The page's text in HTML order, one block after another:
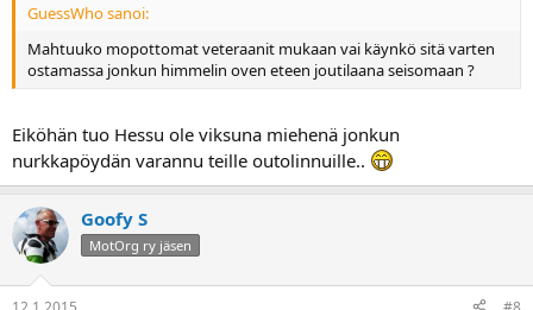
GuessWho sanoi:
Mahtuuko mopottomat veteraanit mukaan vai käynkö sitä varten
ostamassa jonkun himmelin oven eteen joutilaana seisomaan ?
Eiköhän tuo Hessu ole viksuna miehenä jonkun
nurkkapöydän varannu teille outolinnuille..
Goofy S
MotOrg ry jäsen